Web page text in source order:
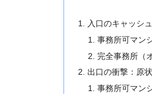
入口のキャッシ
事務所可マン
完全事務所（
出口の衝撃：原
事務所可マン